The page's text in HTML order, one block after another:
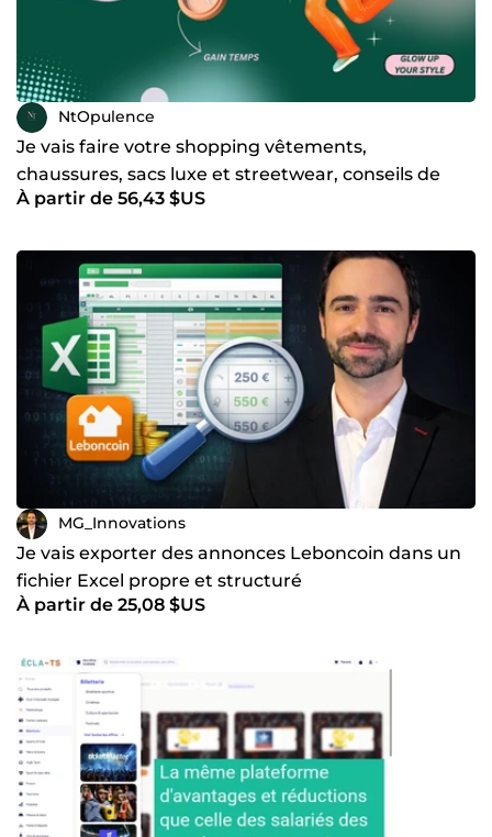
NtOpulence
Je vais faire votre shopping vêtements,
chaussures, sacs luxe et streetwear, conseils de
style personnalisés
À partir de 56,43 $US
MG_Innovations
Je vais exporter des annonces Leboncoin dans un
fichier Excel propre et structuré
À partir de 25,08 $US